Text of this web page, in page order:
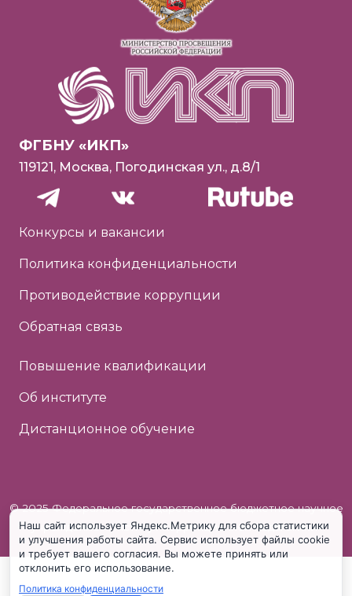
ФГБНУ «ИКП»
119121, Москва, Погодинская ул., д.8/1
Конкурсы и вакансии
Политика конфиденциальности
Противодействие коррупции
Обратная связь
Повышение квалификации
Об институте
Дистанционное обучение
© 2025 Федеральное государственное бюджетное научное
учреждение «Институт коррекционной педагогики»
Наш сайт использует Яндекс.Метрику для сбора статистики
и улучшения работы сайта. Сервис использует файлы cookie
и требует вашего согласия. Вы можете принять или
отклонить его использование.
Политика конфиденциальности